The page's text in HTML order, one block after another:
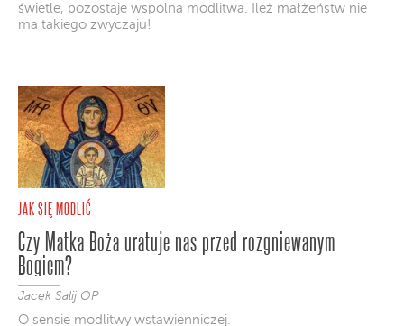
świetle, pozostaje wspólna modlitwa. Ileż małżeństw nie
ma takiego zwyczaju!
JAK SIĘ MODLIĆ
Czy Matka Boża uratuje nas przed rozgniewanym
Bogiem?
Jacek Salij OP
O sensie modlitwy wstawienniczej.